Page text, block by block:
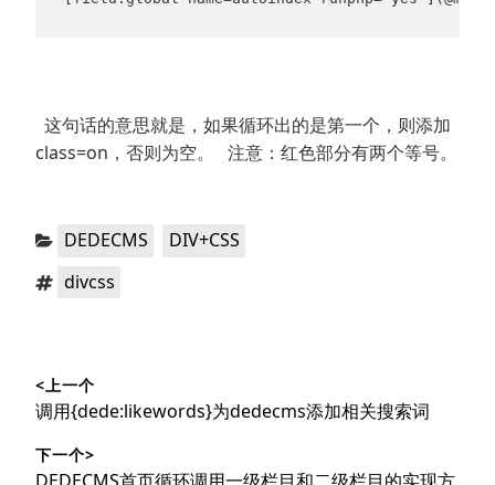
这句话的意思就是，如果循环出的是第一个，则添加
class=on，否则为空。 注意：红色部分有两个等号。
分
DEDECMS ，DIV+CSS
标 divcss
章
导
<上一个
上
文
调用{dede:likewords}为dedecms添加相关搜索词
下一个>
下